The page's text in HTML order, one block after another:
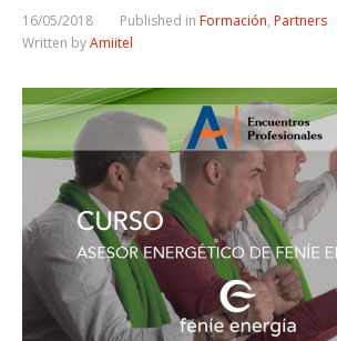
16/05/2018 Published in Formación, Partners
Written byAmiitel